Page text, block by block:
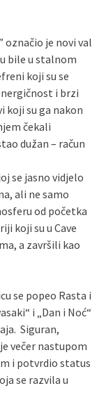
označio je novi val
bile u stalnom
koji su se
i brzi
koji su ga nakon
čekali
dužan – račun
se jasno vidjelo
ali ne samo
od početka
koji su u Cave
a završili kao
se popeo Rasta i
i „Dan i Noć“
Siguran,
večer nastupom
i potvrdio status
se razvila u